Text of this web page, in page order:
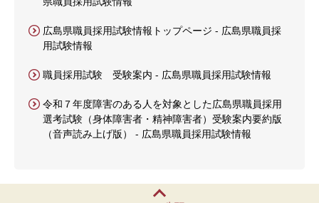
広島県職員採用試験情報トップページ - 広島県職員採
用試験情報
職員採用試験 受験案内 - 広島県職員採用試験情報
令和７年度障害のある人を対象とした広島県職員採用
選考試験（身体障害者・精神障害者）受験案内要約版
（音声読み上げ版） - 広島県職員採用試験情報